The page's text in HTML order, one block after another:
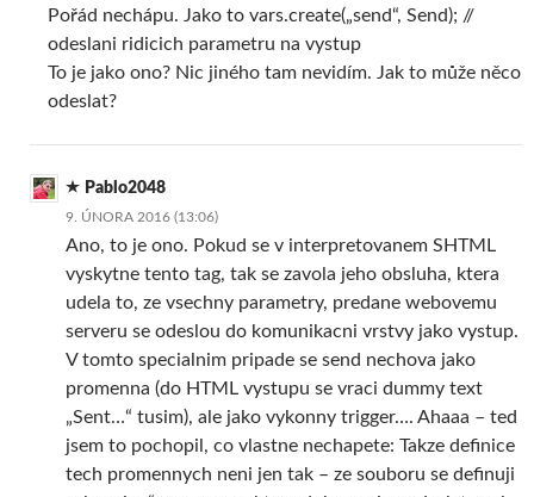
Pořád nechápu. Jako to vars.create(„send“, Send); //
odeslani ridicich parametru na vystup
To je jako ono? Nic jiného tam nevidím. Jak to může něco
odeslat?
Pablo2048
9. ÚNORA 2016 (13:06)
Ano, to je ono. Pokud se v interpretovanem SHTML
vyskytne tento tag, tak se zavola jeho obsluha, ktera
udela to, ze vsechny parametry, predane webovemu
serveru se odeslou do komunikacni vrstvy jako vystup.
V tomto specialnim pripade se send nechova jako
promenna (do HTML vystupu se vraci dummy text
„Sent…“ tusim), ale jako vykonny trigger…. Ahaaa – ted
jsem to pochopil, co vlastne nechapete: Takze definice
tech promennych neni jen tak – ze souboru se definuji